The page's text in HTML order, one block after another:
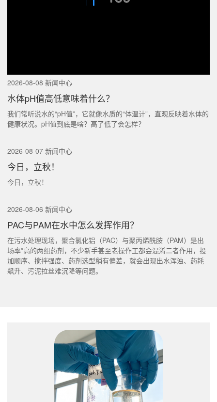
2026-08-08 新闻中心
水体pH值高低意味着什么？
我们常听说水的“pH值”，它就像水质的“体温计”，直观反映着水体的
健康状况。pH值到底是啥？高了低了会怎样？
2026-08-07 新闻中心
今日，立秋！
今日，立秋！
2026-08-06 新闻中心
PAC与PAM在水中怎么发挥作用？
在污水处理现场，聚合氯化铝（PAC）与聚丙烯酰胺（PAM）是出
场率*高的两组药剂，不少新手甚至老操作工都会混淆二者作用，投
加顺序、搅拌强度、药剂选型稍有偏差，就会出现出水浑浊、药耗
飙升、污泥拉丝难沉降等问题。